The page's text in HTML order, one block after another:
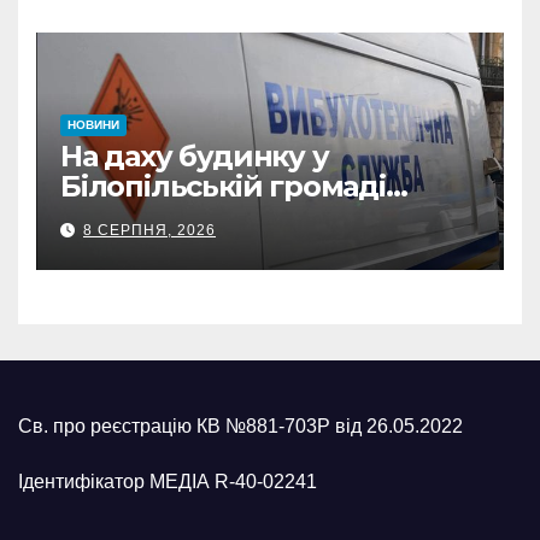
НОВИНИ
На даху будинку у
Білопільській громаді
знайшли 120-мм міну
8 СЕРПНЯ, 2026
Св. про реєстрацію КВ №881-703Р від 26.05.2022
Ідентифікатор МЕДІА R-40-02241